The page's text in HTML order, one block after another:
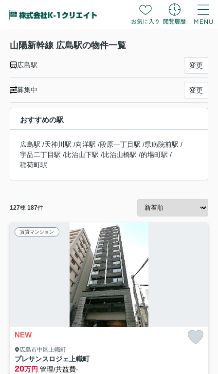
山陽新幹線 広島駅の物件一覧
広島駅 変更
募集中 変更
おすすめの駅
広島駅 /天神川駅 /向洋駅 /段原一丁目駅 /県病院前駅 /
宇品二丁目駅 /比治山下駅 /比治山橋駅 /的場町駅 /
稲荷町駅
127棟 187件
賃貸マンション
NEW
広島市中区上幟町
プレサンスロジェ上幟町
20万円 管理/共益費-